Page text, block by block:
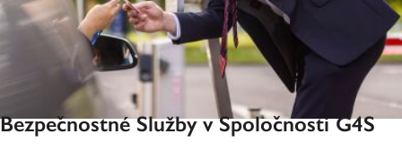
Bezpečnostné Služby v Spoločnosti G4S